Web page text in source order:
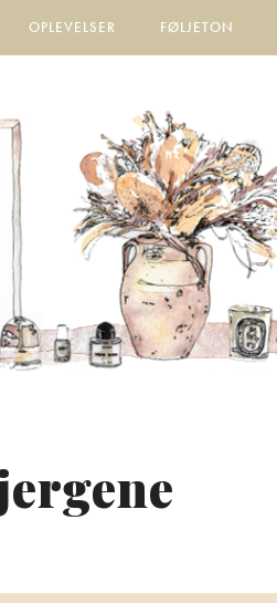
OPLEVELSER FØLJETON